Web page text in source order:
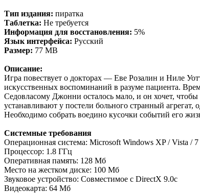
Тип издания: пиратка
Таблетка: Не требуется
Информация для восстановления: 5%
Язык интерфейса: Русский
Размер: 77 MB
Описание:
Игра повествует о докторах — Еве Розалин и Ниле
искусственных воспоминаний в разуме пациента.
Седовласому Джонни осталось мало, и он хочет,
устанавливают у постели больного странный
Необходимо собрать воедино кусочки событий его
Системные требования
Операционная система: Microsoft Windows XP / Vista / 7
Процессор: 1.8 ГГц
Оперативная память: 128 Мб
Место на жестком диске: 100 Мб
Звуковое устройство: Совместимое с DirectX 9.0с
Видеокарта: 64 Мб